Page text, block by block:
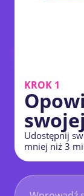
KROK 1
Udostępnij
mniej niż 3